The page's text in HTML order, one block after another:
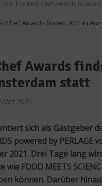
Die The Best Chef Awards
Chef Awards finden 2021 in
Awards
statt
2021
sich als Gastgeber
powered by PERLAGE
2021. Drei Tage lang
FOOD MEETS
können. Darüber